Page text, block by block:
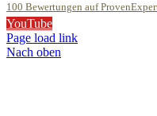
Klavierhaus
100 Bewertungen auf
YouTube
Page load link
Nach oben